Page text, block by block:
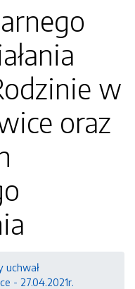
w
oraz
uchwał
- 27.04.2021r.